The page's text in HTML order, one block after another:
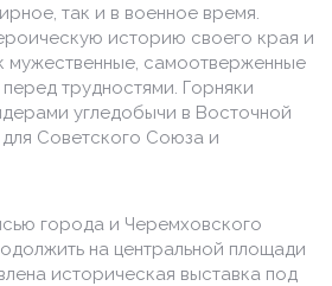
так и в военное время.
историю своего края и
мужественные, самоотверженные
трудностями. Горняки
угледобычи в Восточной
Советского Союза и
города и Черемховского
на центральной площади
историческая выставка под